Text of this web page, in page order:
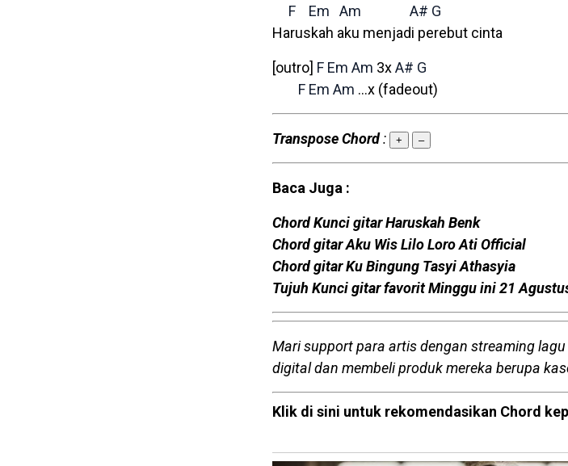
F
Em Am A# G
Haruskah aku menjadi perebut cinta
[outro] F Em Am 3xA# G
F Em Am …x (fadeout)
Transpose Chord: + –
Baca Juga :
Chord Kunci gitar Haruskah Benk
Chord gitar Aku Wis Lilo Loro Ati Official
Chord gitar Ku Bingung Tasyi Athasyia
Tujuh Kunci gitar favorit Minggu ini 21
Mari support para artis dengan streaming
digital dan membeli produk mereka berupa
Klik di sini untuk rekomendasikan Chord